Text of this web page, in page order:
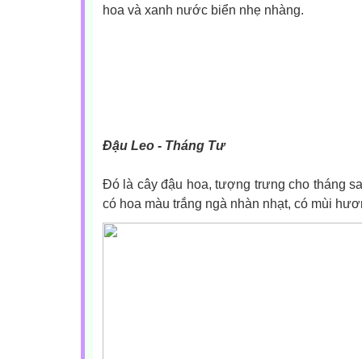
hoa và xanh nước biển nhẹ nhàng.
Đậu Leo - Tháng Tư
Đó là cây đậu hoa, tượng trưng cho tháng
có hoa màu trắng ngà nhàn nhạt, có mùi